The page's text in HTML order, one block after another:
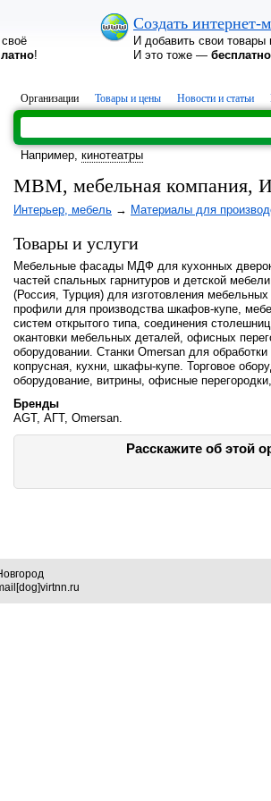
!
Создать интернет-
И добавить свои товары
И это тоже — бесплатно
Организации Товары и цены Новости и статьи
Например, кинотеатры
МВМ, мебельная компания,
Интерьер, мебель → Материалы для
Товары и услуги
Мебельные фасады МДФ для кухонных
частей спальных гарнитуров и детской
(Россия, Турция) для изготовления
профили для производства шкафов-купе,
систем открытого типа, соединения
окантовки мебельных деталей, офисных
оборудовании. Станки Omersan для
копрусная, кухни, шкафы-купе. Торговое
оборудование, витрины, офисные
Бренды
AGT, АГТ, Omersan.
Расскажите об этой